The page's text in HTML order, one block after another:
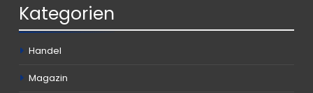
Kategorien
Handel
Magazin